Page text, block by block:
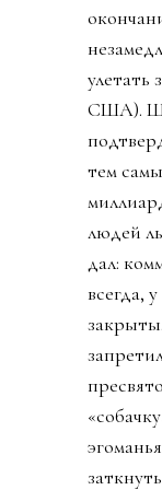
улетать
США).
тем
людей
дал:
всегда,